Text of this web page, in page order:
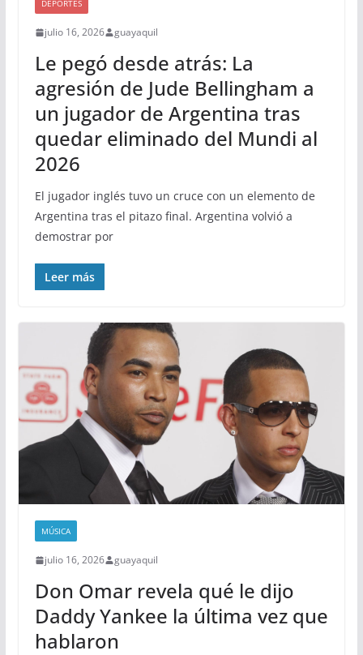
DEPORTES
julio 16, 2026 guayaquil
Le pegó desde atrás: La
agresión de Jude Bellingham a
un jugador de Argentina tras
quedar eliminado del Mundi al
2026
El jugador inglés tuvo un cruce con un elemento de
Argentina tras el pitazo final. Argentina volvió a
demostrar por
Leer más
MÚSICA
julio 16, 2026 guayaquil
Don Omar revela qué le dijo
Daddy Yankee la última vez que
hablaron